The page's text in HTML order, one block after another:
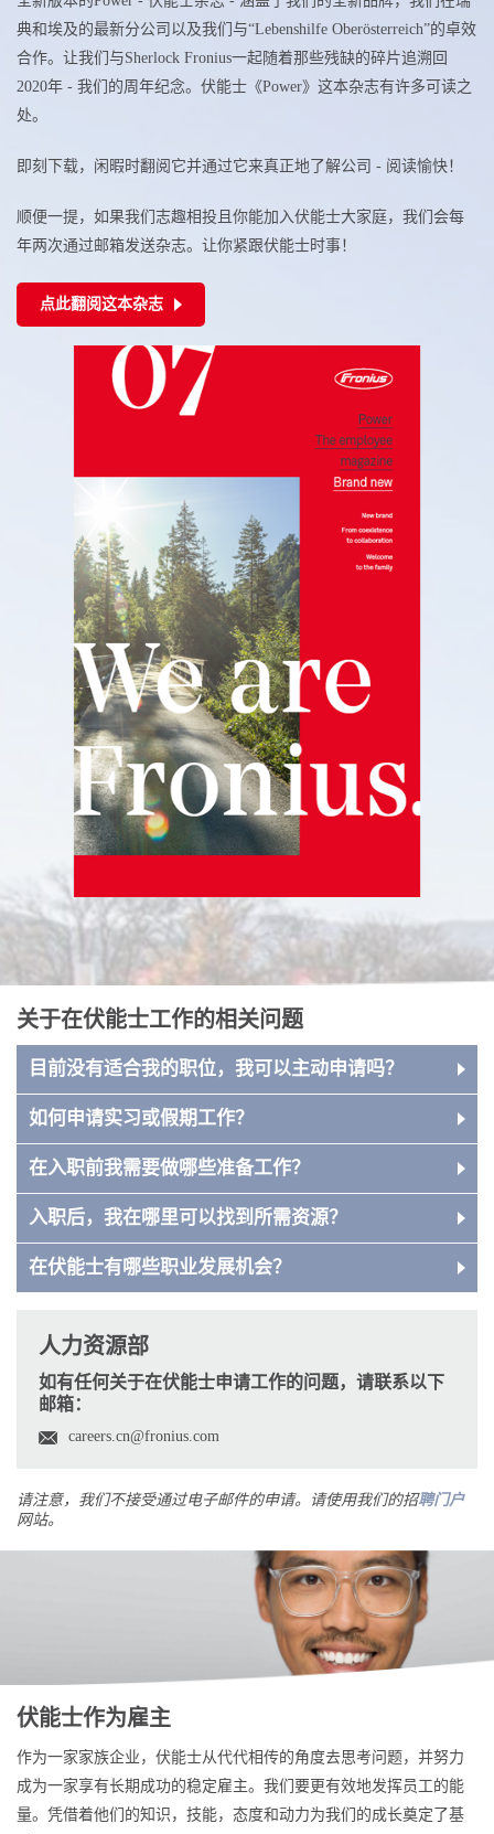
典和埃及的最新分公司以及我们与“Lebenshilfe Oberösterreich”的卓效
合作。让我们与Sherlock Fronius一起随着那些残缺的碎片追溯回
2020年 - 我们的周年纪念。伏能士《Power》这本杂志有许多可读之
处。
即刻下载，闲暇时翻阅它并通过它来真正地了解公司 - 阅读愉快！
顺便一提，如果我们志趣相投且你能加入伏能士大家庭，我们会每
年两次通过邮箱发送杂志。让你紧跟伏能士时事！
点此翻阅这本杂志
关于在伏能士工作的相关问题
目前没有适合我的职位，我可以主动申请吗？
如何申请实习或假期工作？
在入职前我需要做哪些准备工作？
入职后，我在哪里可以找到所需资源？
在伏能士有哪些职业发展机会？
人力资源部
如有任何关于在伏能士申请工作的问题，请联系以下
邮箱：
careers.cn@fronius.com
请注意，我们不接受通过电子邮件的申请。请使用我们的招聘门户
网站。
伏能士作为雇主
作为一家家族企业，伏能士从代代相传的角度去思考问题，并努力
成为一家享有长期成功的稳定雇主。我们要更有效地发挥员工的能
量。凭借着他们的知识，技能，态度和动力为我们的成长奠定了基